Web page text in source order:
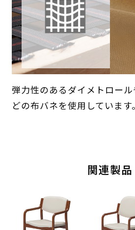
弾力性のあるダイメトロー
どの布バネを使用しています。
関連製品